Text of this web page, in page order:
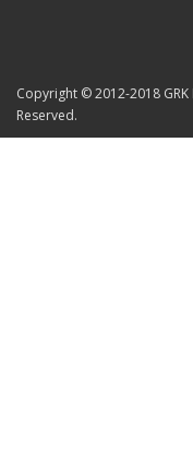
Copyright © 2012-2018 GRK
Reserved.